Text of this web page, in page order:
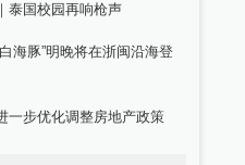
泰国校园再响枪声
海豚”明晚将在浙闽沿海登
一步优化调整房地产政策